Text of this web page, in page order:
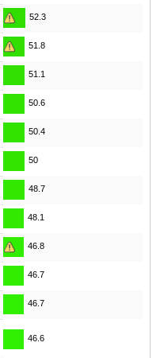
52.3
51.8
51.1
50.6
50.4
50
48.7
48.1
46.8
46.7
46.7
46.6